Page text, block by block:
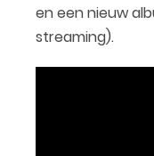
en een nieuw
streaming).